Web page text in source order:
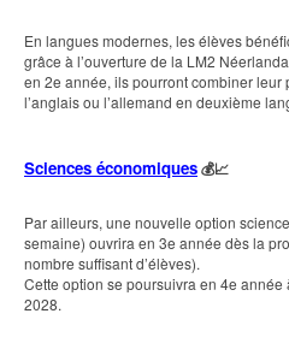
En langues modernes, les élèves
grâce à l’ouverture de la LM2
en 2e année, ils pourront combiner leur
l’anglais ou l’allemand en deuxième
Sciences économiques💰📈
Par ailleurs, une nouvelle option
semaine) ouvrira en 3e année dès la
nombre suffisant d’élèves).
Cette option se poursuivra en 4e
2028.